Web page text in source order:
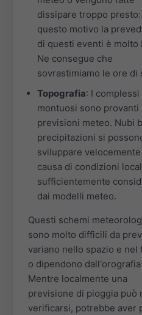
dissipare troppo
questo motivo la
di questi eventi è molto
Ne consegue che
sovrastimiamo le ore di
Topografia: I
montuosi sono provanti
previsioni meteo. Nubi
precipitazioni si
sviluppare velocemente
causa di condizioni
sufficientemente
dai modelli meteo.
Questi schemi
sono molto difficili da
variano nello spazio e nel
o dipendono
Mentre localmente una
previsione di pioggia può
verificarsi, potrebbe aver